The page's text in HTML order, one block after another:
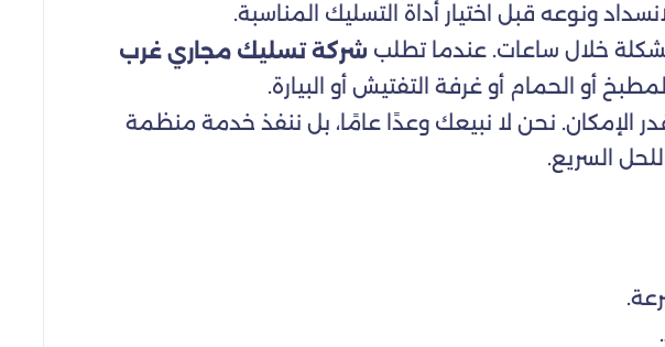
ونوعه قبل اختيار أداة التسليك المناسبة.
خلال ساعات. عندما تطلب شركة تسليك مجاري غرب
أو الحمام أو غرفة التفتيش أو البيارة.
الإمكان. نحن لا نبيعك وعدًا عامًا، بل ننفذ خدمة منظمة
السريع.